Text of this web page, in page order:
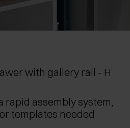
DISPOSICIÓN DE
OCULTASY DE ENCAJAR
with gallery rail - H
rapid assembly system,
templates needed